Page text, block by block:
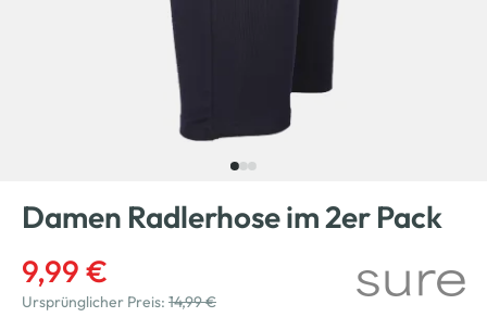
Damen Radlerhose im 2er Pack
9,99 €
Ursprünglicher Preis: 14,99 €